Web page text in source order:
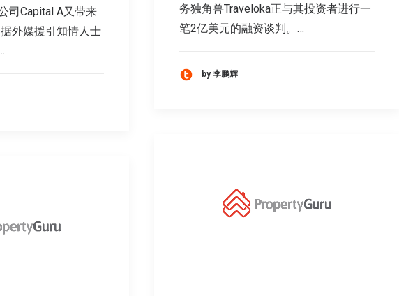
司Capital A又带来
外媒援引知情人士
务独角兽Traveloka正与其投资者进行一
笔2亿美元的融资谈判。…
by 李鹏辉